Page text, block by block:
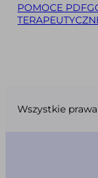
POMOCE PDF
Wszystkie